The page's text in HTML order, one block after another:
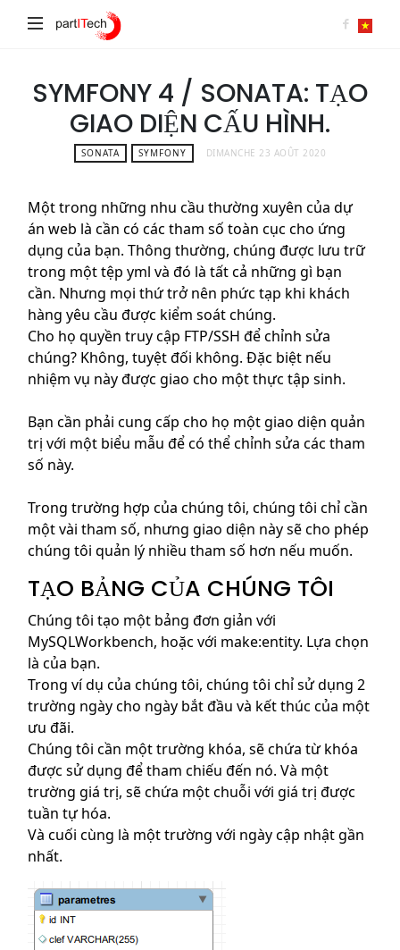
partITech
SYMFONY 4 / SONATA: TẠO
GIAO DIỆN CẤU HÌNH.
SONATA SYMFONY DIMANCHE 23 AOÛT 2020
Một trong những nhu cầu thường xuyên của dự
án web là cần có các tham số toàn cục cho ứng
dụng của bạn. Thông thường, chúng được lưu trữ
trong một tệp yml và đó là tất cả những gì bạn
cần. Nhưng mọi thứ trở nên phức tạp khi khách
hàng yêu cầu được kiểm soát chúng.
Cho họ quyền truy cập FTP/SSH để chỉnh sửa
chúng? Không, tuyệt đối không. Đặc biệt nếu
nhiệm vụ này được giao cho một thực tập sinh.
Bạn cần phải cung cấp cho họ một giao diện quản
trị với một biểu mẫu để có thể chỉnh sửa các tham
số này.
Trong trường hợp của chúng tôi, chúng tôi chỉ cần
một vài tham số, nhưng giao diện này sẽ cho phép
chúng tôi quản lý nhiều tham số hơn nếu muốn.
TẠO BẢNG CỦA CHÚNG TÔI
Chúng tôi tạo một bảng đơn giản với
MySQLWorkbench, hoặc với make:entity. Lựa chọn
là của bạn.
Trong ví dụ của chúng tôi, chúng tôi chỉ sử dụng 2
trường ngày cho ngày bắt đầu và kết thúc của một
ưu đãi.
Chúng tôi cần một trường khóa, sẽ chứa từ khóa
được sử dụng để tham chiếu đến nó. Và một
trường giá trị, sẽ chứa một chuỗi với giá trị được
tuần tự hóa.
Và cuối cùng là một trường với ngày cập nhật gần
nhất.